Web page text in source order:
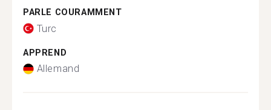
PARLE COURAMMENT
Turc
APPREND
Allemand